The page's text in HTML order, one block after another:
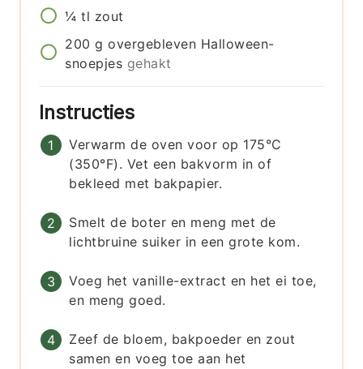
¼ tl zout
200 g overgebleven Halloween-
snoepjes gehakt
Instructies
Verwarm de oven voor op 175°C
(350°F). Vet een bakvorm in of
bekleed met bakpapier.
Smelt de boter en meng met de
lichtbruine suiker in een grote kom.
Voeg het vanille-extract en het ei toe,
en meng goed.
Zeef de bloem, bakpoeder en zout
samen en voeg toe aan het